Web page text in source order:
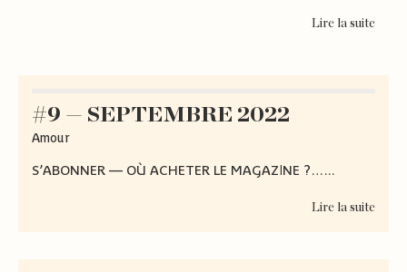
Lire la suite
#9 — SEPTEMBRE 2022
Amour
S’ABONNER — OÙ ACHETER LE MAGAZINE ?…...
Lire la suite